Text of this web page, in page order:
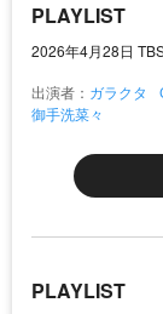
PLAYLIST
2026年4月28日
出演者： ガラクタ
御手洗菜々
PLAYLIST